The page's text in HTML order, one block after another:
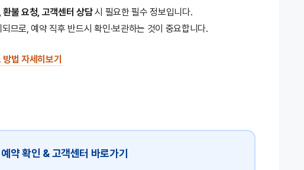
환불 요청, 고객센터 상담시 필요한 필수 정보입니다.
므로, 예약 직후 반드시 확인·보관하는 것이 중요합니다.
법 자세히보기
약 확인 & 고객센터 바로가기